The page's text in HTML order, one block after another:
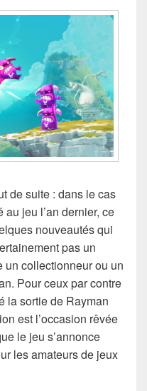
de suite : dans le cas
jeu l’an dernier, ce
nouveautés qui
pas un
un collectionneur ou un
Pour ceux par contre
la sortie de Rayman
est l’occasion rêvée
le jeu s’annonce
les amateurs de jeux